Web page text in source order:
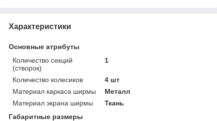
Характеристики
Основные атрибуты
Количество секций
(створок)
1
Количество колесиков
4 шт
Материал каркаса ширмы
Металл
Материал экрана ширмы
Ткань
Габаритные размеры